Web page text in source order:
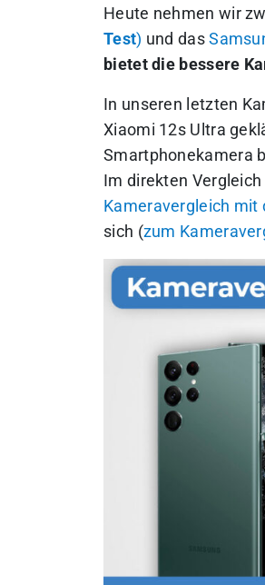
Heute nehmen wir
Test) und das
bietet die bessere
In unseren letzten
Xiaomi 12s Ultra
Smartphonekamera
Im direkten
Kameravergleich mit
sich (zum